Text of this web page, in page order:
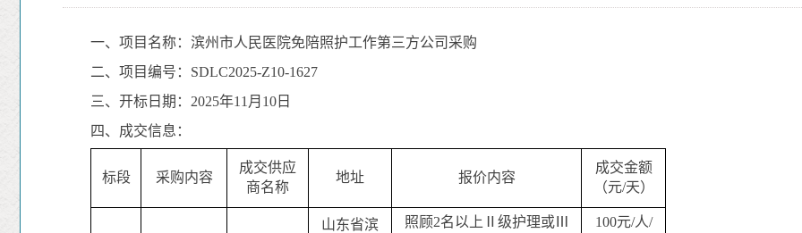
一、项目名称：滨州市人民医院免陪照护工作第三方公司采购
二、项目编号：SDLC2025-Z10-1627
三、开标日期：2025年11 月 10 日
四、 成交信息：
标段 采购内容
成交供应
商名称
地址 报价内容
成交金额
（元/天）
山东省滨
照顾2名以上Ⅱ级护理或Ⅲ
100元/人/